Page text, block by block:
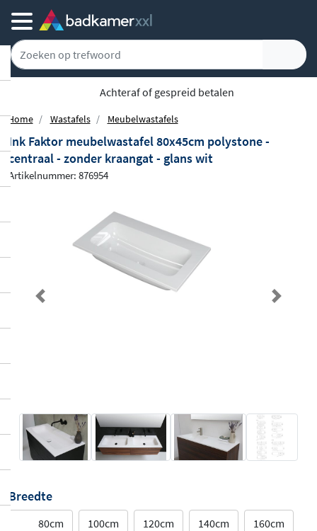
Achteraf of gespreid betalen
Home Wastafels Meubelwastafels
Ink Faktor meubelwastafel 80x45cm polystone -
centraal - zonder kraangat - glans wit
Artikelnummer: 876954
Previous Next
Breedte
80cm 100cm 120cm 140cm 160cm